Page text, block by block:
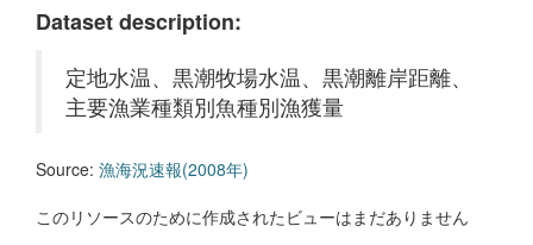
Dataset description:
定地水温、黒潮牧場水温、黒潮離岸距離、
主要漁業種類別魚種別漁獲量
Source: 漁海況速報(2008年)
このリソースのために作成されたビューはまだありません